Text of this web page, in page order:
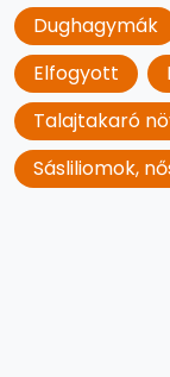
Dughagymák
Elfogyott
Talajtakaró
Sásliliomok,